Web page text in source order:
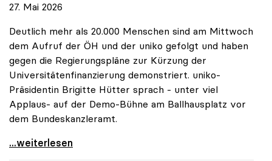
27. Mai 2026
Deutlich mehr als 20.000 Menschen sind am Mittwoch
dem Aufruf der ÖH und der uniko gefolgt und haben
gegen die Regierungspläne zur Kürzung der
Universitätenfinanzierung demonstriert. uniko-
Präsidentin Brigitte Hütter sprach - unter viel
Applaus- auf der Demo-Bühne am Ballhausplatz vor
dem Bundeskanzleramt.
\"Wir nehmen es nicht hin\": Rede von
...weiterlesen